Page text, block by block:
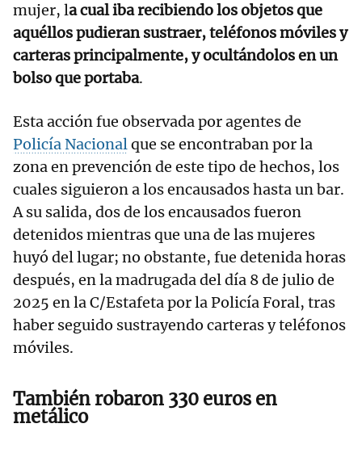
mujer, la cual iba recibiendo los objetos que
aquéllos pudieran sustraer, teléfonos móviles y
carteras principalmente, y ocultándolos en un
bolso que portaba.
Esta acción fue observada por agentes de
Policía Nacionalque se encontraban por la
zona en prevención de este tipo de hechos, los
cuales siguieron a los encausados hasta un bar.
A su salida, dos de los encausados fueron
detenidos mientras que una de las mujeres
huyó del lugar; no obstante, fue detenida horas
después, en la madrugada del día 8 de julio de
2025 en la C/Estafeta por la Policía Foral, tras
haber seguido sustrayendo carteras y teléfonos
móviles.
También robaron 330 euros en
metálico